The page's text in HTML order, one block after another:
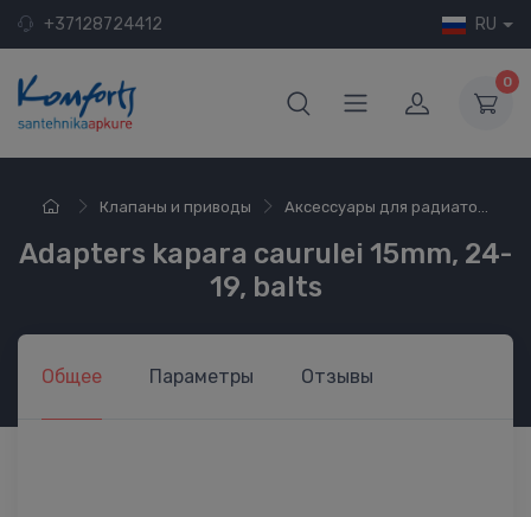
+37128724412 RU
0
Клапаны и приводы Аксессуары для радиато...
Adapters kapara caurulei 15mm, 24-
19, balts
Общее Параметры Отзывы